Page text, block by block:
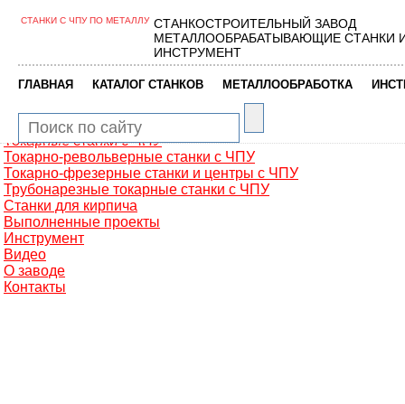
Главная
Фрезерные обрабатывающие центры
Сверлильно-фрезерные станки
Промышленные роботы манипуляторы
Токарные автоматы с ЧПУ
Токарные станки с ЧПУ
Токарно-револьверные станки с ЧПУ
Токарно-фрезерные станки и центры с ЧПУ
Трубонарезные токарные станки с ЧПУ
Станки для кирпича
Выполненные проекты
Инструмент
Видео
О заводе
Контакты
СТАНКИ С ЧПУ ПО МЕТАЛЛУ СТАНКОСТРОИТЕЛЬНЫЙ ЗАВОД
МЕТАЛЛООБРАБАТЫВАЮЩИЕ СТАНКИ
ИНСТРУМЕНТ
ГЛАВНАЯ КАТАЛОГ СТАНКОВ МЕТАЛЛООБРАБОТКА